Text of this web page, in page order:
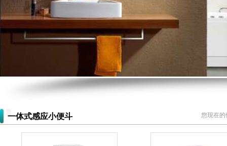
一体式感应小便斗 您现在的